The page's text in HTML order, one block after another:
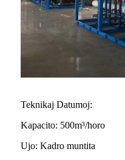
Teknikaj Datumoj:
Kapacito: 500m³/horo
Ujo: Kadro muntita